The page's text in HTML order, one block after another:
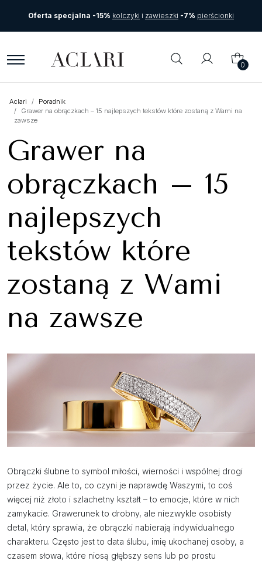
Oferta specjalna -15% kolczyki i zawieszki -7% pierścionki
0
Aclari
Poradnik
Grawer na obrączkach – 15 najlepszych tekstów które zostaną z Wami na
zawsze
Grawer na
obrączkach – 15
najlepszych
tekstów które
zostaną z Wami
na zawsze
Obrączki ślubne to symbol miłości, wierności i wspólnej drogi
przez życie. Ale to, co czyni je naprawdę Waszymi, to coś
więcej niż złoto i szlachetny kształt – to emocje, które w nich
zamykacie. Grawerunek to drobny, ale niezwykle osobisty
detal, który sprawia, że obrączki nabierają indywidualnego
charakteru. Często jest to data ślubu, imię ukochanej osoby, a
czasem słowa, które niosą głębszy sens lub po prostu